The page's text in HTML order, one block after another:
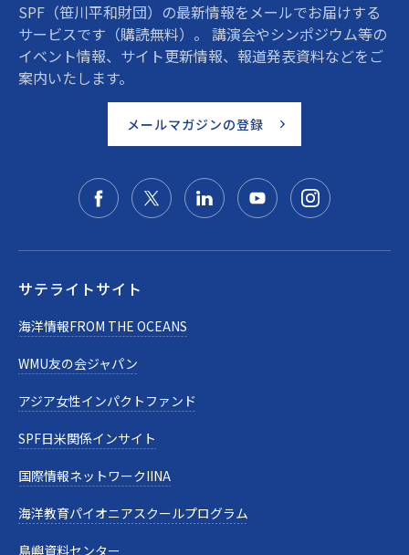
SPF（笹川平和財団）の最新情報をメールでお届けする
サービスです（購読無料）。 講演会やシンポジウム等の
イベント情報、サイト更新情報、報道発表資料などをご
案内いたします。
メールマガジンの登録
サテライトサイト
海洋情報FROM THE OCEANS
WMU友の会ジャパン
アジア女性インパクトファンド
SPF日米関係インサイト
国際情報ネットワークIINA
海洋教育パイオニアスクールプログラム
島嶼資料センター